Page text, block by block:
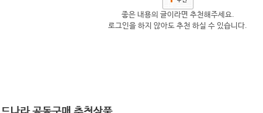
좋은 내용의 글이라면 추천해주세요.
로그인을 하지 않아도 추천 하실 수 있습니다.